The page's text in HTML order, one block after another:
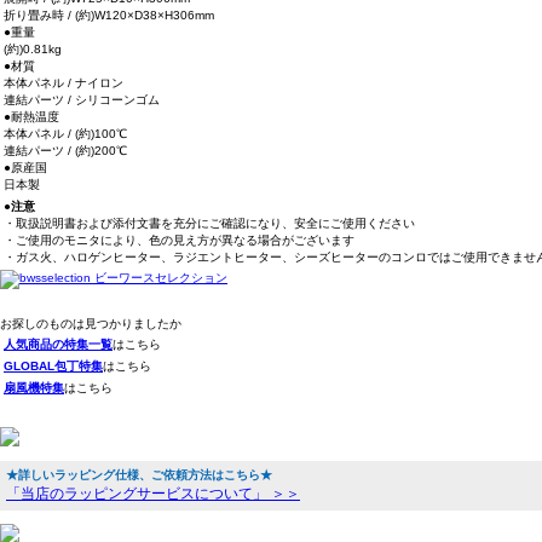
折り畳み時 / (約)W120×D38×H306mm
●重量
(約)0.81kg
●材質
本体パネル / ナイロン
連結パーツ / シリコーンゴム
●耐熱温度
本体パネル / (約)100℃
連結パーツ / (約)200℃
●原産国
日本製
●注意
・取扱説明書および添付文書を充分にご確認になり、安全にご使用ください
・ご使用のモニタにより、色の見え方が異なる場合がございます
・ガス火、ハロゲンヒーター、ラジエントヒーター、シーズヒーターのコンロではご使用できませ
お探しのものは見つかりましたか
人気商品の特集一覧はこちら
GLOBAL包丁特集はこちら
扇風機特集はこちら
★詳しいラッピング仕様、ご依頼方法はこちら★
「当店のラッピングサービスについて」 ＞＞